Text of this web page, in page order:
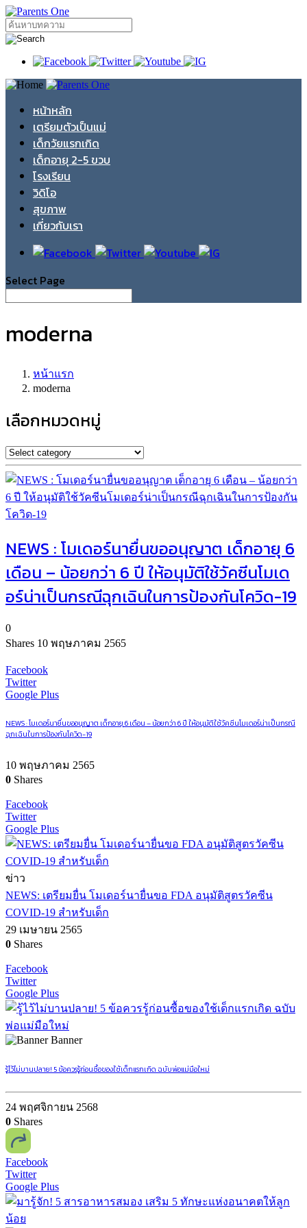
หน้าหลัก
เตรียมตัวเป็นแม่
เด็กวัยแรกเกิด
เด็กอายุ 2-5 ขวบ
โรงเรียน
วิดิโอ
สุขภาพ
เกี่ยวกับเรา
Select Page
moderna
หน้าแรก
moderna
เลือกหมวดหมู่
NEWS : โมเดอร์นายื่นขออนุญาต เด็กอายุ 6
เดือน – น้อยกว่า 6 ปี ให้อนุมัติใช้วัคซีนโมเด
อร์น่าเป็นกรณีฉุกเฉินในการป้องกันโควิด-19
0
Shares 10 พฤษภาคม 2565
Facebook
Twitter
Google Plus
NEWS : โมเดอร์นายื่นขออนุญาต เด็กอายุ 6 เดือน – น้อยกว่า 6 ปี ให้อนุมัติใช้วัคซีนโมเดอร์น่าเป็นกรณี
ฉุกเฉินในการป้องกันโควิด-19
10 พฤษภาคม 2565
0 Shares
Facebook
Twitter
Google Plus
ข่าว
NEWS: เตรียมยื่น โมเดอร์นายื่นขอ FDA อนุมัติสูตรวัคซีน
COVID-19 สำหรับเด็ก
29 เมษายน 2565
0 Shares
Facebook
Twitter
Google Plus
Banner
รู้ไว้ไม่บานปลาย! 5 ข้อควรรู้ก่อนซื้อของใช้เด็กแรกเกิด ฉบับพ่อแม่มือใหม่
24 พฤศจิกายน 2568
0 Shares
Facebook
Twitter
Google Plus